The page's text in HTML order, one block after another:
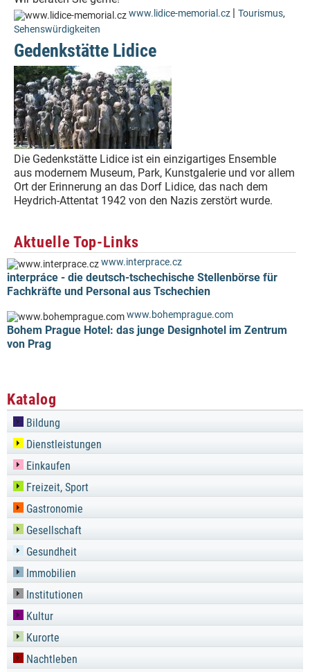
www.lidice-memorial.cz | Tourismus,
Sehenswürdigkeiten
Gedenkstätte Lidice
Die Gedenkstätte Lidice ist ein einzigartiges Ensemble
aus modernem Museum, Park, Kunstgalerie und vor allem
Ort der Erinnerung an das Dorf Lidice, das nach dem
Heydrich-Attentat 1942 von den Nazis zerstört wurde.
Aktuelle Top-Links
www.interprace.cz
interpráce - die deutsch-tschechische Stellenbörse für
Fachkräfte und Personal aus Tschechien
www.bohemprague.com
Bohem Prague Hotel: das junge Designhotel im Zentrum
von Prag
Katalog
Bildung
Dienstleistungen
Einkaufen
Freizeit, Sport
Gastronomie
Gesellschaft
Gesundheit
Immobilien
Institutionen
Kultur
Kurorte
Nachtleben